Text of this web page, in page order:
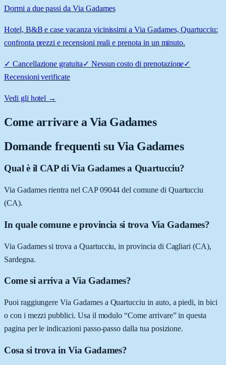
Dormi a due passi da Via Gadames
Hotel, B&B e case vacanza vicinissimi a Via Gadames, Quartucciu:
confronta prezzi e recensioni reali e prenota in un minuto.
✓ Cancellazione gratuita✓ Nessun costo di prenotazione✓
Recensioni verificate
Vedi gli hotel →
Come arrivare aVia Gadames
Domande frequenti su Via Gadames
Qual è il CAP di Via Gadames a Quartucciu?
Via Gadames rientra nel CAP 09044 del comune di Quartucciu
(CA).
In quale comune e provincia si trova Via Gadames?
Via Gadames si trova a Quartucciu, in provincia di Cagliari (CA),
Sardegna.
Come si arriva a Via Gadames?
Puoi raggiungere Via Gadames a Quartucciu in auto, a piedi, in bici
o con i mezzi pubblici. Usa il modulo “Come arrivare” in questa
pagina per le indicazioni passo-passo dalla tua posizione.
Cosa si trova in Via Gadames?